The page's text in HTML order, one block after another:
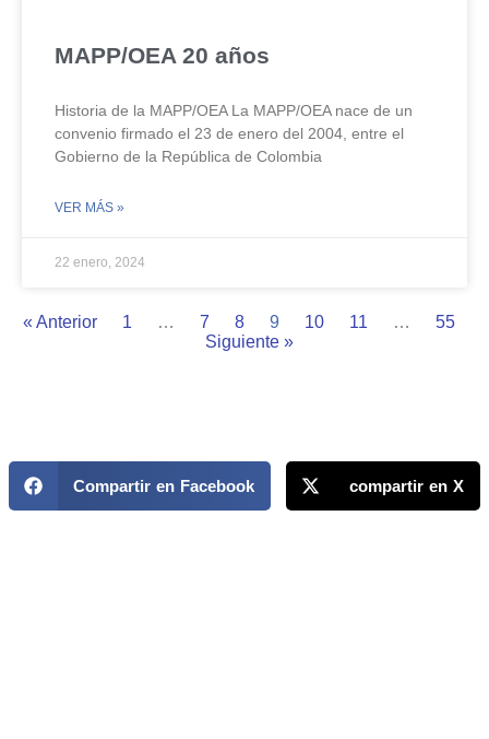
MAPP/OEA 20 años
Historia de la MAPP/OEA La MAPP/OEA nace de un
convenio firmado el 23 de enero del 2004, entre el
Gobierno de la República de Colombia
VER MÁS »
22 enero, 2024
« Anterior 1 … 7 8 9 10 11 …
55
Siguiente »
Compartir en Facebook compartir en X